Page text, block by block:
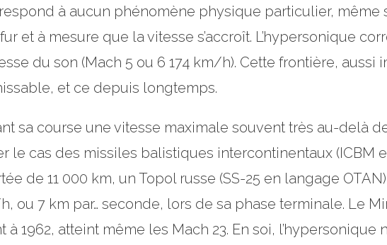
à aucun phénomène physique particulier, même
et à mesure que la vitesse s’accroît. L’hypersonique
du son (Mach 5 ou 6 174 km/h). Cette frontière, aussi
et ce depuis longtemps.
sa course une vitesse maximale souvent très au-delà
le cas des missiles balistiques intercontinentaux (ICBM
de 11 000 km, un Topol russe (SS-25 en langage
ou 7 km par… seconde, lors de sa phase terminale. Le
1962, atteint même les Mach 23. En soi, l’hypersonique